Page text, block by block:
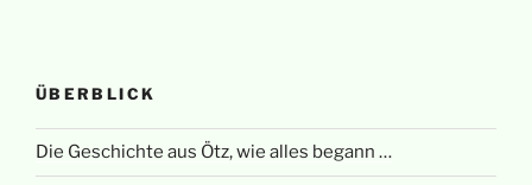
ÜBERBLICK
Die Geschichte aus Ötz, wie alles begann …